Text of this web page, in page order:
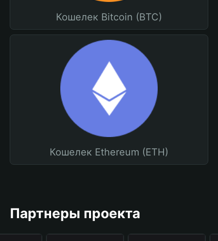
Кошелек Bitcoin (BTC)
Кошелек Ethereum (ETH)
Партнеры проекта